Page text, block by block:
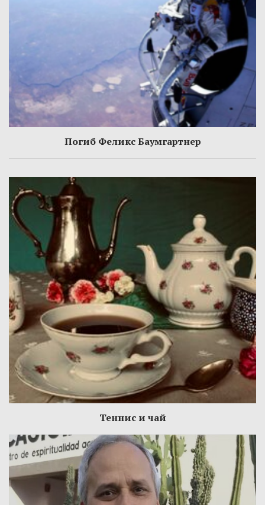
Погиб Феликс Баумгартнер
Теннис и чай